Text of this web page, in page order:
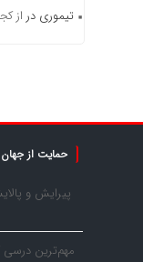
تیموری در از
حمایت از جهان
پیرایش و
مهم‌ترین درسی